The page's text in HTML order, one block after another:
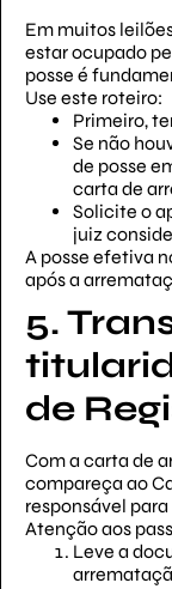
Em muitos
estar ocupado
posse é
Use este roteiro:
Primeiro,
Se não
de posse
carta de
Solicite o
juiz
A posse efetiva
após a
5.
de
Com a carta de
compareça ao
responsável
Atenção aos
Leve a